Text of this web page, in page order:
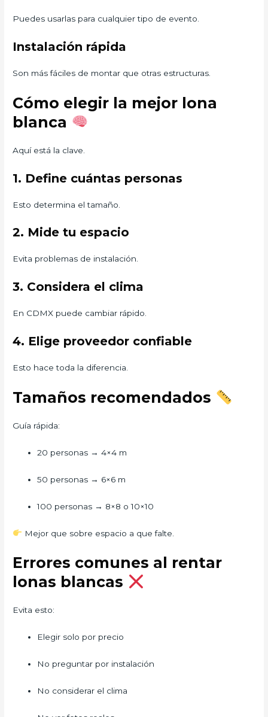
Puedes usarlas para cualquier tipo de evento.
Instalación rápida
Son más fáciles de montar que otras estructuras.
Cómo elegir la mejor lona
blanca
Aquí está la clave.
1. Define cuántas personas
Esto determina el tamaño.
2. Mide tu espacio
Evita problemas de instalación.
3. Considera el clima
En CDMX puede cambiar rápido.
4. Elige proveedor confiable
Esto hace toda la diferencia.
Tamaños recomendados
Guía rápida:
20 personas → 4×4 m
50 personas → 6×6 m
100 personas → 8×8 o 10×10
Mejor que sobre espacio a que falte.
Errores comunes al rentar
lonas blancas
Evita esto:
Elegir solo por precio
No preguntar por instalación
No considerar el clima